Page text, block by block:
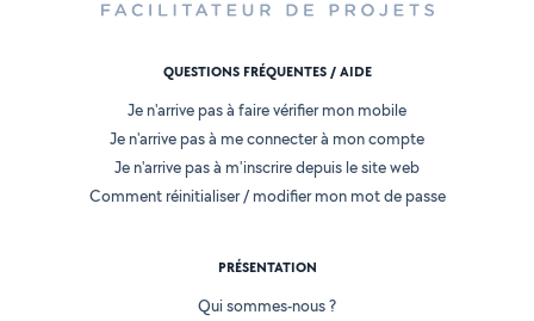
QUESTIONS FRÉQUENTES / AIDE
Je n'arrive pas à faire vérifier mon mobile
Je n'arrive pas à me connecter à mon compte
Je n'arrive pas à m'inscrire depuis le site web
Comment réinitialiser / modifier mon mot de passe
PRÉSENTATION
Qui sommes-nous ?